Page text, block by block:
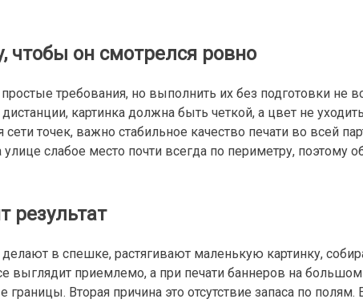
чтобы он смотрелся ровно
требования, но выполнить их без подготовки не
картинка должна быть четкой, а цвет не
сети точек, важно стабильное качество печати во всей
слабое место почти всегда по периметру, поэтому
результат
в спешке, растягивают маленькую картинку,
выглядит приемлемо, а при печати баннеров на
Вторая причина это отсутствие запаса по